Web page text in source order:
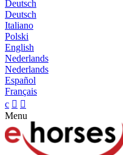
Deutsch
Deutsch
Italiano
Polski
English
Nederlands
Nederlands
Español
Français
c  
Menu